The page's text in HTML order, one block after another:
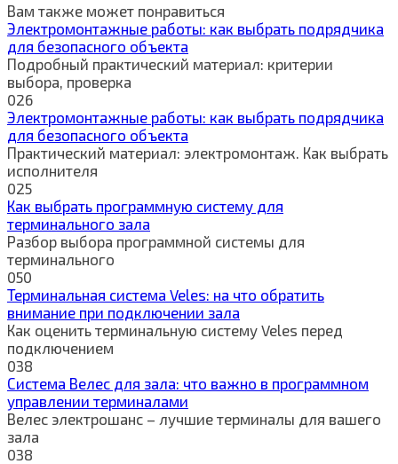
Вам также может понравиться
Электромонтажные работы: как выбрать подрядчика
для безопасного объекта
Подробный практический материал: критерии
выбора, проверка
026
Электромонтажные работы: как выбрать подрядчика
для безопасного объекта
Практический материал: электромонтаж. Как выбрать
исполнителя
025
Как выбрать программную систему для
терминального зала
Разбор выбора программной системы для
терминального
050
Терминальная система Veles: на что обратить
внимание при подключении зала
Как оценить терминальную систему Veles перед
подключением
038
Система Велес для зала: что важно в программном
управлении терминалами
Велес электрошанс – лучшие терминалы для вашего
зала
038